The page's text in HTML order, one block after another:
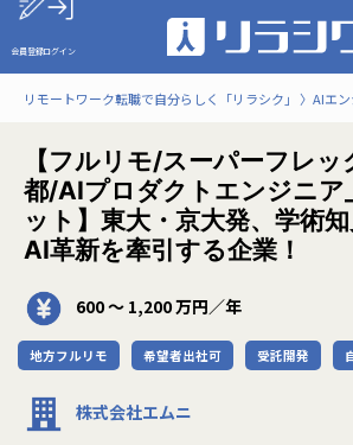
会員登録ログイン
リモートワーク転職で自分らしく「リラシク」 AIエン
【フルリモ/スーパーフレ
都/AIプロダクトエンジニア
ット】東大・京大発、学術
AI革新を牽引する企業！
600 〜 1,200 万円／年
地方フルリモ 希望者出社可 受託開発
株式会社エムニ